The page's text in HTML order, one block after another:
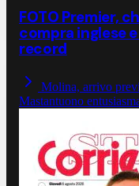
FOTO Premier,
compra inglese
record
Molina, arrivo
Mastantuono